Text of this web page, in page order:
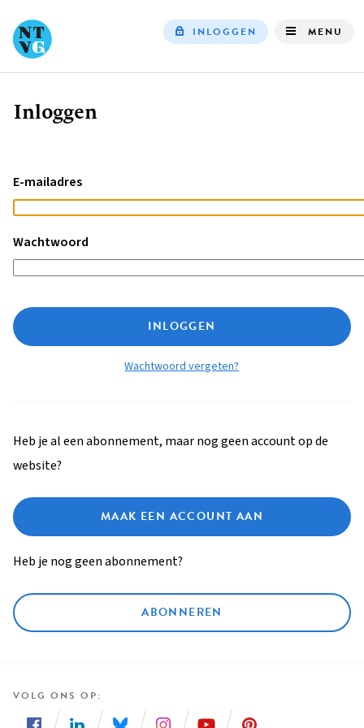
INLOGGEN MENU
Kruimelpad
Inloggen
E-mailadres
Wachtwoord
INLOGGEN
Wachtwoord vergeten?
Heb je al een abonnement, maar nog geen account op de
website?
MAAK EEN ACCOUNT AAN
Heb je nog geen abonnement?
ABONNEREN
VOLG ONS OP